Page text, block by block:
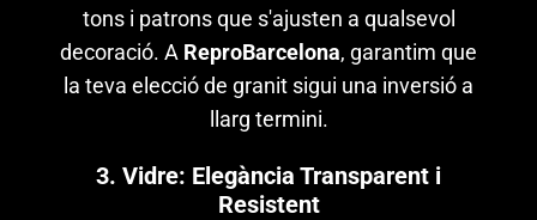
tons i patrons que s'ajusten a qualsevol
decoració. A ReproBarcelona, garantim que
la teva elecció de granit sigui una inversió a
llarg termini.
3. Vidre: Elegància Transparent i
Resistent